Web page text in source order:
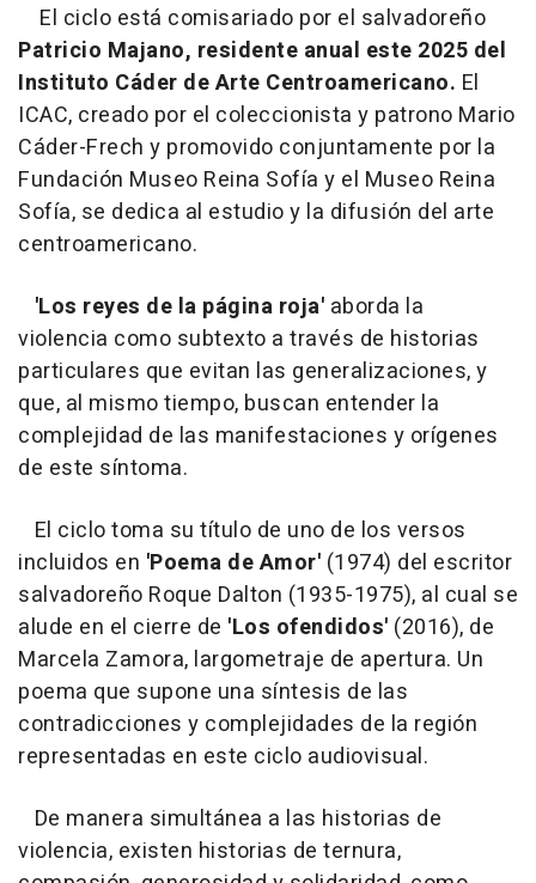
El ciclo está comisariado por el salvadoreño
Patricio Majano, residente anual este 2025 del
Instituto Cáder de Arte Centroamericano. El
ICAC, creado por el coleccionista y patrono Mario
Cáder-Frech y promovido conjuntamente por la
Fundación Museo Reina Sofía y el Museo Reina
Sofía, se dedica al estudio y la difusión del arte
centroamericano.
'Los reyes de la página roja' aborda la
violencia como subtexto a través de historias
particulares que evitan las generalizaciones, y
que, al mismo tiempo, buscan entender la
complejidad de las manifestaciones y orígenes
de este síntoma.
El ciclo toma su título de uno de los versos
incluidos en 'Poema de Amor' (1974) del escritor
salvadoreño Roque Dalton (1935-1975), al cual se
alude en el cierre de 'Los ofendidos' (2016), de
Marcela Zamora, largometraje de apertura. Un
poema que supone una síntesis de las
contradicciones y complejidades de la región
representadas en este ciclo audiovisual.
De manera simultánea a las historias de
violencia, existen historias de ternura,